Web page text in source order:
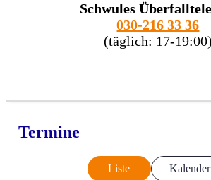
Schwules
030-216 33 36
(täglich: 17-19:00)
Termine
Liste Kalender